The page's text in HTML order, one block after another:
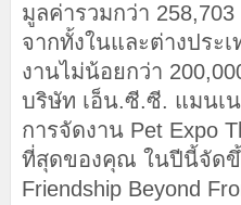
มูลค่ารวมกว่า
จากทั้งในและต่างประ
งานไม่น้อยกว่า
บริษัท เอ็น.ซี.ซี. แมนเ
การจัดงาน Pet Expo
ที่สุดของคุณ ในปีนี้จัดขึ้
Friendship Beyond